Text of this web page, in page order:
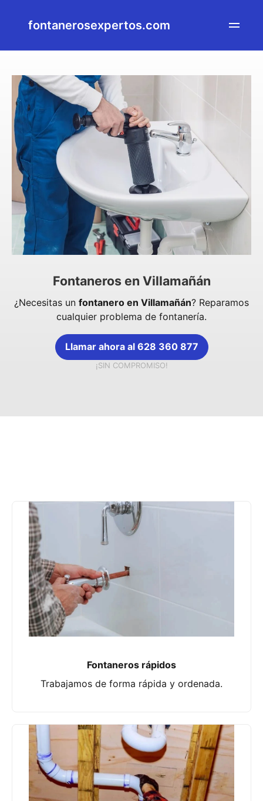
fontanerosexpertos.com
Fontaneros en Villamañán
¿Necesitas un fontanero en Villamañán? Reparamos
cualquier problema de fontanería.
Llamar ahora al 628 360 877
¡SIN COMPROMISO!
Fontaneros rápidos
Trabajamos de forma rápida y ordenada.